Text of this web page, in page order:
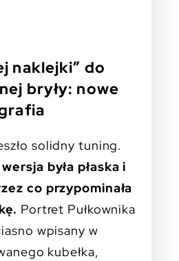
naklejki” do
bryły: nowe
solidny tuning.
była płaska i
co przypominała
Portret Pułkownika
wpisany w
kubełka,